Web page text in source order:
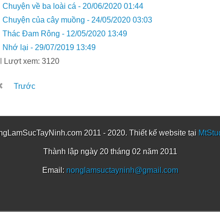
Chuyện về ba loài cá - 20/06/2020 01:44
Chuyện của cây muồng - 24/05/2020 03:03
Thác Đam Rông - 12/05/2020 13:49
Nhớ lại - 29/07/2019 13:49
Lượt xem: 3120
Trước
2011 - 2020. Thiết kế website tại
Thành lập ngày 20 tháng 02 năm 2011
Email: nonglamsuctayninh@gmail.com